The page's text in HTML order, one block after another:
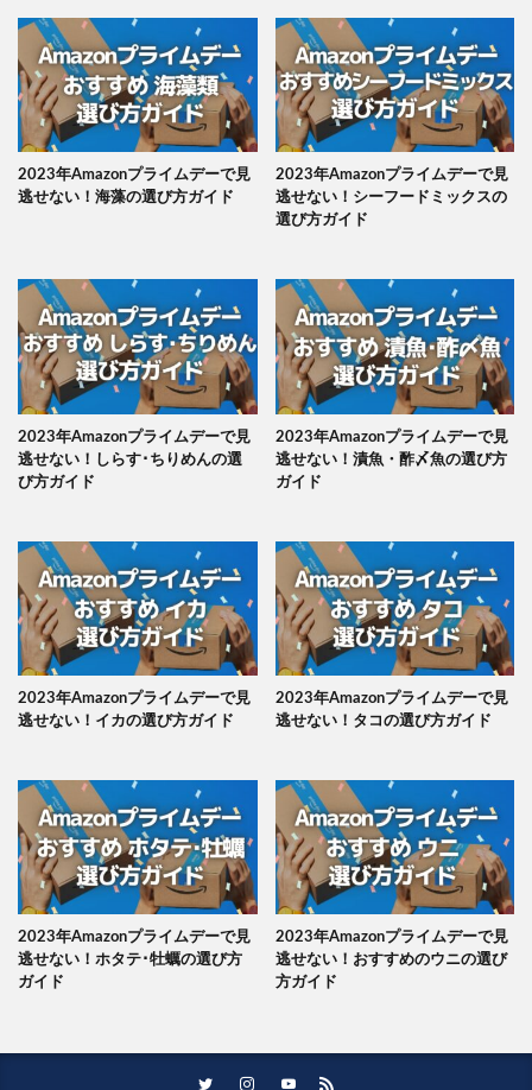
2023年Amazonプライムデーで見
逃せない！海藻の選び方ガイド
2023年Amazonプライムデーで見
逃せない！シーフードミックスの
選び方ガイド
2023年Amazonプライムデーで見
逃せない！しらす･ちりめんの選
び方ガイド
2023年Amazonプライムデーで見
逃せない！漬魚・酢〆魚の選び方
ガイド
2023年Amazonプライムデーで見
逃せない！イカの選び方ガイド
2023年Amazonプライムデーで見
逃せない！タコの選び方ガイド
2023年Amazonプライムデーで見
逃せない！ホタテ･牡蠣の選び方
ガイド
2023年Amazonプライムデーで見
逃せない！おすすめのウニの選び
方ガイド